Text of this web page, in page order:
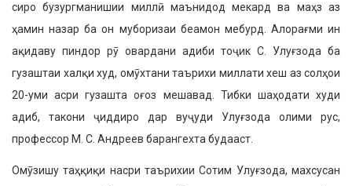
сиро бузургманишии миллӣ маънидод мекард ва маҳз аз
ҳамин назар ба он муборизаи беамон мебурд. Алорағми ин
ақидаву пиндор рӯ овардани адиби тоҷик С. Улуғзода ба
гузаштаи халқи худ, омӯхтани таърихи миллати хеш аз солҳои
20-уми асри гузашта оғоз мешавад. Тибки шаҳодати худи
адиб, такони ҷиддиро дар вуҷуди Улуғзода олими рус,
профессор М. С. Андреев барангехта будааст.
Омӯзишу таҳқиқи насри таърихии Сотим Улуғзода, махсусан